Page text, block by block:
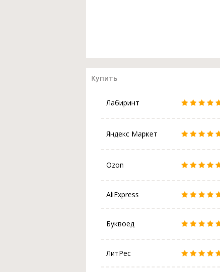
Купить
Лабиринт
Яндекс Маркет
Ozon
AliExpress
Буквоед
ЛитРес